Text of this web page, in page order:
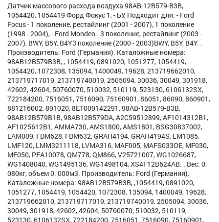
Датчик массового расхода воздуха 98AB-12B579-B3B,
1054420, 1054419 Форд Фокус 1, - БУ, Подходит для: - Ford
Focus - 1 поколение, рестайлинг (2001 - 2007), 1 поколение
(1998 - 2004), - Ford Mondeo - 3 поколение, рестайлинг (2003 -
2007), BWY, B5Y, B4Y3 поколение (2000 - 2003)BWY, B5Y, B4Y. .
Производитель: Ford (Германия). Каталожные номера:
98AB12B579B3B, , 1054419, 0891020, 1051277, 1054419,
1054420, 1072308, 135094, 1400049, 19628, 213719662010,
213719717019, 213719740019, 2505094, 30036, 30049, 301918,
42602, 42604, 50760070, 510032, 510119, 523130, 6106132SX,
722184200, 7516051, 7516090, 75160901, 86051, 86090, 860901,
881216002, 891020, 8ET009142291, 98AB-12B579-B3B,
98AB12B579B1B, 98AB12B579DA, A2C59512899, AF1014312B1,
AF1025612B1, AMMA730, AMS1800, AMS1801, BSG30837002,
EAM009, FDM628, FDM632, GRAH4194, GRAH4194S, LM1085,
LMF120, LMM3211118, LVMA316, MAF005, MAFS033OE, MF030,
MF050, PFA10078, QM778, QM866, V25721007, WG1026687,
WG1408040, WG1495136, WG1498104, XS4F12B624AB. . Вес: 0.
080кг, объем 0. 000м3. Производитель: Ford (Германия).
Каталожные номера: 98AB12B579B3B, ,1054419, 0891020,
1051277, 1054419, 1054420, 1072308, 135094, 1400049, 19628,
213719662010, 213719717019, 213719740019, 2505094, 30036,
30049, 301918, 42602, 42604, 50760070, 510032, 510119,
523130, 6106132SX, 722184200, 7516051, 7516090, 75160901,